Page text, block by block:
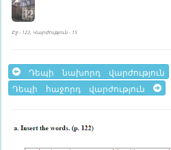
Էջ - 122, Վարժություն - 15
Դեպի նախորդ վարժություն
Դեպի հաջորդ վարժություն